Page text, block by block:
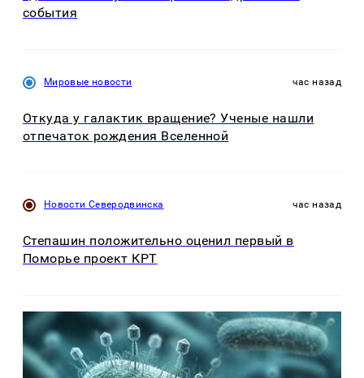
события
Мировые новости час назад
Откуда у галактик вращение? Ученые нашли
отпечаток рождения Вселенной
Новости Северодвинска час назад
Степашин положительно оценил первый в
Поморье проект КРТ